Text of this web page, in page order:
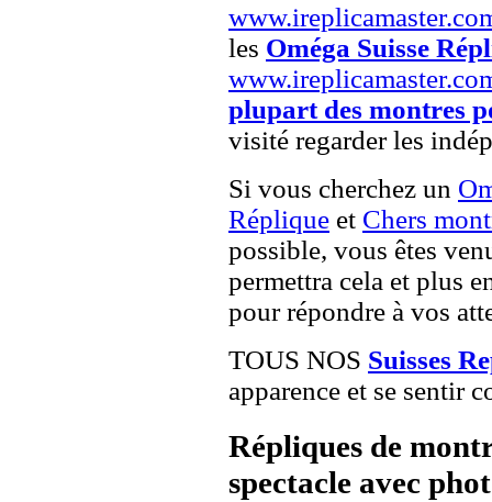
les Oméga Suisse
plupart des montres
visité regarder les
Si vous cherchez un
Réplique et Chers
possible, vous êtes
permettra cela et plus
pour répondre à vos
TOUS NOS Suisses
apparence et se sentir
Répliques de
spectacle avec